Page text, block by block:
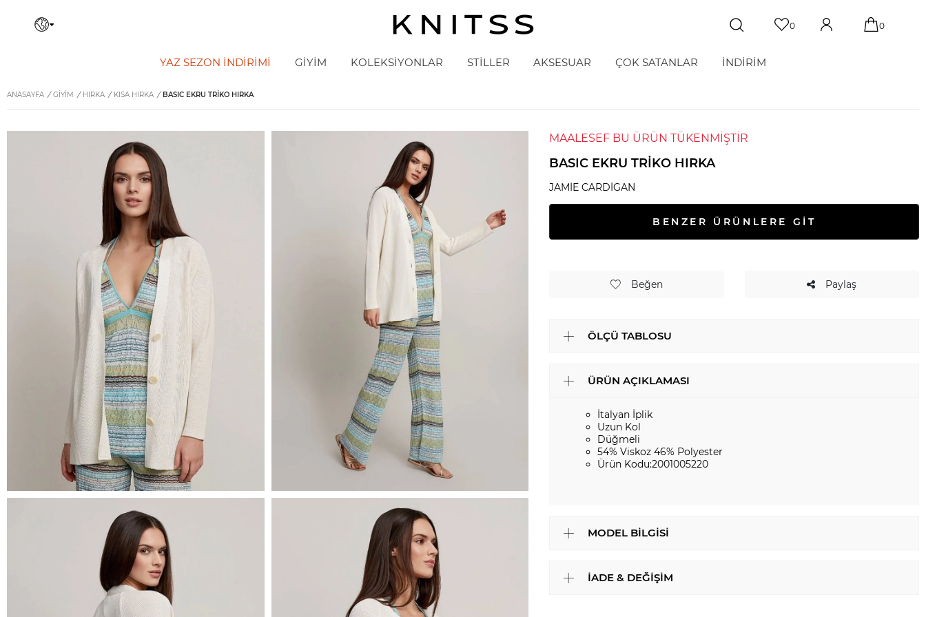
0 0
YAZ SEZON İNDIRIMI GİYİM KOLEKSİYONLAR STİLLER AKSESUAR ÇOK SATANLAR İNDİRİM
ANASAYFA / GİYİM / HIRKA / KISA HIRKA / BASIC EKRU TRIKO HIRKA
MAALESEF BU ÜRÜN TÜKENMİŞTİR
BASIC EKRU TRIKO HIRKA
JAMIE CARDIGAN
BENZER ÜRÜNLERE GİT
Beğen Paylaş
ÖLÇÜ TABLOSU
ÜRÜN AÇIKLAMASI
İtalyan İplik
Uzun Kol
Düğmeli
54% Viskoz 46% Polyester
Ürün Kodu:2001005220
MODEL BILGISI
İADE & DEĞIŞIM